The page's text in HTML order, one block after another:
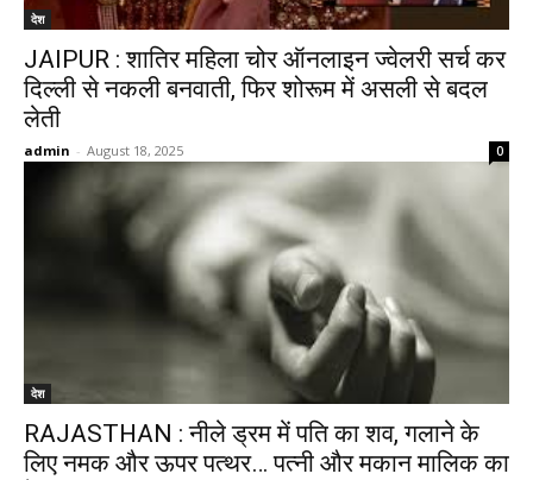
देश
JAIPUR : शातिर महिला चोर ऑनलाइन ज्वेलरी सर्च कर
दिल्ली से नकली बनवाती, फिर शोरूम में असली से बदल
लेती
admin - August 18, 2025 0
देश
RAJASTHAN : नीले ड्रम में पति का शव, गलाने के
लिए नमक और ऊपर पत्थर… पत्नी और मकान मालिक का